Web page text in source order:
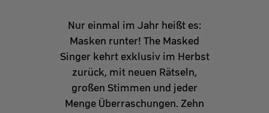
Nur einmal im Jahr heißt es:
Masken runter! The Masked
Singer kehrt exklusiv im Herbst
zurück, mit neuen Rätseln,
großen Stimmen und jeder
Menge Überraschungen. Zehn